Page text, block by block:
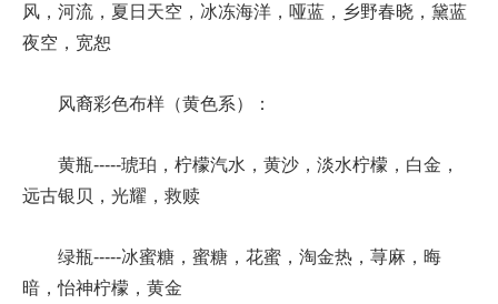
风，河流，夏日天空，冰冻海洋，哑蓝，乡野春晓，黛蓝
夜空，宽恕
风裔彩色布样（黄色系）：
黄瓶-----琥珀，柠檬汽水，黄沙，淡水柠檬，白金，
远古银贝，光耀，救赎
绿瓶-----冰蜜糖，蜜糖，花蜜，淘金热，荨麻，晦
暗，怡神柠檬，黄金